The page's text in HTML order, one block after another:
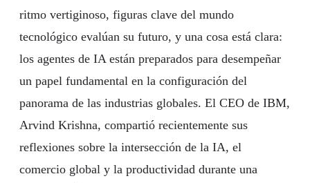
ritmo vertiginoso, figuras clave del mundo
tecnológico evalúan su futuro, y una cosa está clara:
los agentes de IA están preparados para desempeñar
un papel fundamental en la configuración del
panorama de las industrias globales. El CEO de IBM,
Arvind Krishna, compartió recientemente sus
reflexiones sobre la intersección de la IA, el
comercio global y la productividad durante una